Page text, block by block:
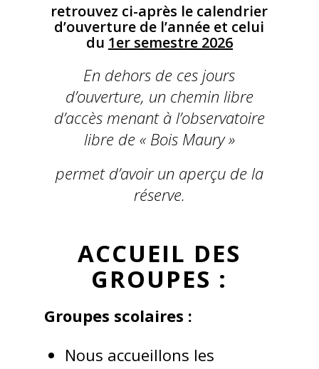
retrouvez ci-après le calendrier
d’ouverture de l’année et celui
du 1er semestre 2026
En dehors de ces jours
d’ouverture, un chemin libre
d’accès menant à l’observatoire
libre de « Bois Maury »
permet d’avoir un aperçu de la
réserve.
ACCUEIL DES
GROUPES :
Groupes scolaires :
Nous accueillons les